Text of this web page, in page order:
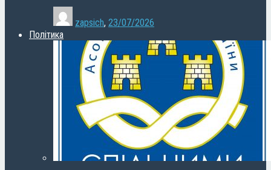
zapsich, 23/07/2026
Політика